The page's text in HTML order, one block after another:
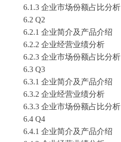
6.1.3 企业市场份额占比分析
6.2 Q2
6.2.1 企业简介及产品介绍
6.2.2 企业经营业绩分析
6.2.3 企业市场份额占比分析
6.3 Q3
6.3.1 企业简介及产品介绍
6.3.2 企业经营业绩分析
6.3.3 企业市场份额占比分析
6.4 Q4
6.4.1 企业简介及产品介绍